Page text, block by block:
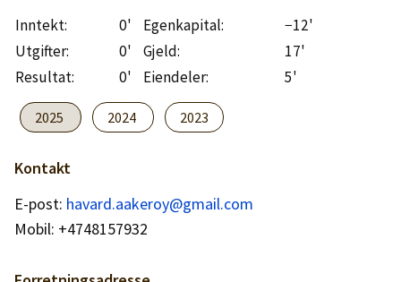
Logg inn
Lag konto
Inntekt: 0' Egenkapital:
−12'
Utgifter:
0' Gjeld:
17'
Resultat:
0' Eiendeler: 5'
2025 2024 2023
Kontakt
E-post: havard.aakeroy@gmail.com
Mobil: +4748157932